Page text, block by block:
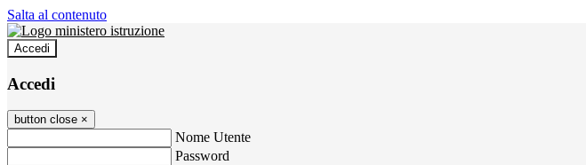
Salta al contenuto
Accedi
Accedi
button close ×
Nome Utente
Password